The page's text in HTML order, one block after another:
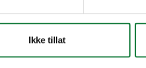
Ikke tillat